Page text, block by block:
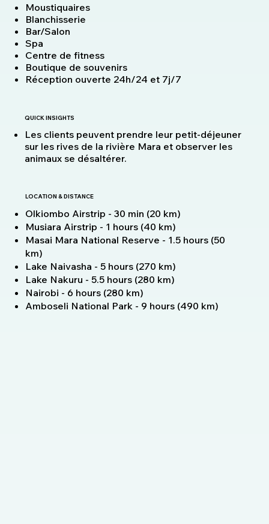
Moustiquaires
Blanchisserie
Bar/Salon
Spa
Centre de fitness
Boutique de souvenirs
Réception ouverte 24h/24 et 7j/7
QUICK INSIGHTS
Les clients peuvent prendre leur petit-déjeuner
sur les rives de la rivière Mara et observer les
animaux se désaltérer.
LOCATION & DISTANCE
Olkiombo Airstrip - 30 min (20 km)
Musiara Airstrip - 1 hours (40 km)
Masai Mara National Reserve - 1.5 hours (50
km)
Lake Naivasha - 5 hours (270 km)
Lake Nakuru - 5.5 hours (280 km)
Nairobi - 6 hours (280 km)
Amboseli National Park - 9 hours (490 km)